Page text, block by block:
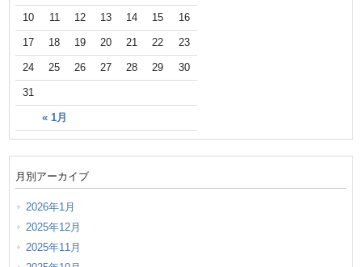
« 1月
10 11 12 13 14 15 16
17 18 19 20 21 22 23
24 25 26 27 28 29 30
31
月別アーカイブ
2026年1月
2025年12月
2025年11月